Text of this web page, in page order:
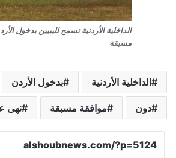
الداخلية الأردنية تسمح لليبيين بدخول
مسبقة
الداخلية الأردنية بدخول الأردن
دون موافقة مسبقة نهى